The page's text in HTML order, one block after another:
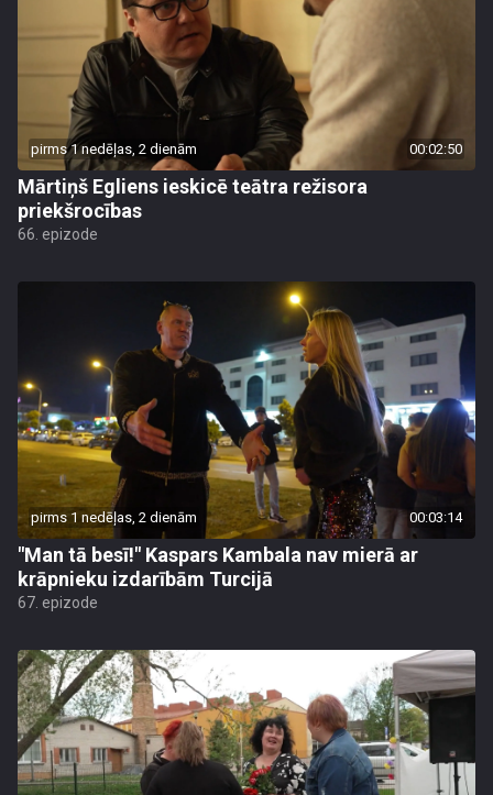
pirms 1 nedēļas, 2 dienām 00:02:50
Mārtiņš Egliens ieskicē teātra režisora
priekšrocības
66. epizode
pirms 1 nedēļas, 2 dienām 00:03:14
"Man tā besī!" Kaspars Kambala nav mierā ar
krāpnieku izdarībām Turcijā
67. epizode